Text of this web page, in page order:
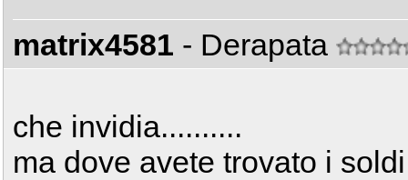
matrix4581 - Derapata
che invidia..........
ma dove avete trovato i